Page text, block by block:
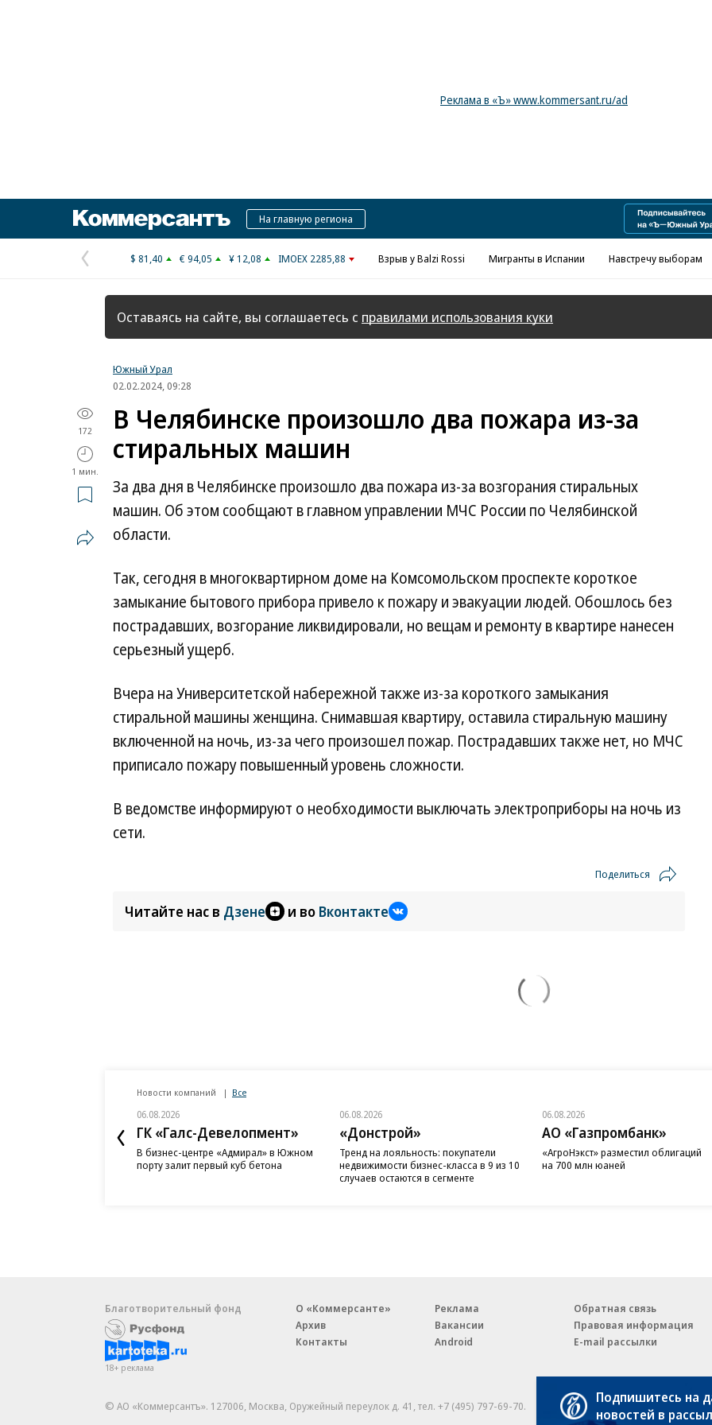
Реклама в «Ъ» www.kommersant.ru/ad
КоммерсантъНа главную региона
Предыдущая
страница
$ 81,40 € 94,05 ¥ 12,08 IMOEX 2285,88 Взрыв у Balzi Rossi Мигранты в Испании Навстречу выборам
Оставаясь на сайте, вы соглашаетесь с правилами использования куки
Южный Урал
02.02.2024, 09:28
172
1 мин.
В Челябинске произошло два пожара из-за
стиральных машин
За два дня в Челябинске произошло два пожара из-за возгорания стиральных
машин. Об этом сообщают в главном управлении МЧС России по Челябинской
области.
Так, сегодня в многоквартирном доме на Комсомольском проспекте короткое
замыкание бытового прибора привело к пожару и эвакуации людей. Обошлось без
пострадавших, возгорание ликвидировали, но вещам и ремонту в квартире нанесен
серьезный ущерб.
Вчера на Университетской набережной также из-за короткого замыкания
стиральной машины женщина. Снимавшая квартиру, оставила стиральную машину
включенной на ночь, из-за чего произошел пожар. Пострадавших также нет, но МЧС
приписало пожару повышенный уровень сложности.
В ведомстве информируют о необходимости выключать электроприборы на ночь из
сети.
Поделиться
Читайте нас в Дзене и во Вконтакте
Новости компаний Все
06.08.2026
ГК «Галс-Девелопмент»
В бизнес-центре «Адмирал» в Южном
порту залит первый куб бетона
06.08.2026
«Донстрой»
Тренд на лояльность: покупатели
недвижимости бизнес-класса в 9 из 10
случаев остаются в сегменте
06.08.2026
АО «Газпромбанк»
«АгроНэкст» разместил облигаций
на 700 млн юаней
Благотворительный фонд
18+ реклама
О «Коммерсанте»
Архив
Контакты
Реклама
Вакансии
Android
Обратная связь
Правовая информация
E-mail рассылки
© АО «Коммерсантъ». 127006, Москва, Оружейный переулок д. 41,тел. +7 (495) 797-69-70.
Партнерские проекты/
«Промо» и «Официальное
Подпишитесь на
новостей в